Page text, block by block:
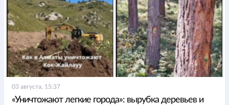
03 августа, 15:37
«Уничтожают легкие города»: вырубка деревьев и